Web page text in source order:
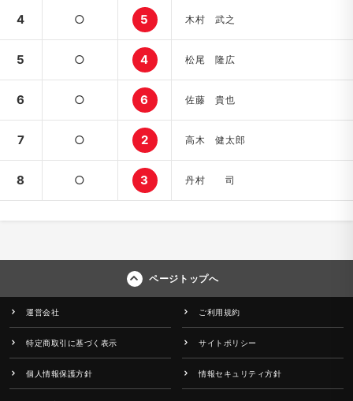
4 ○ 5 木村 武之
5 ○ 4 松尾 隆広
6 ○ 6 佐藤 貴也
7 ○ 2 高木 健太郎
8 ○ 3 丹村 司
ページトップへ
運営会社 ご利用規約
特定商取引に基づく表示 サイトポリシー
個人情報保護方針 情報セキュリティ方針